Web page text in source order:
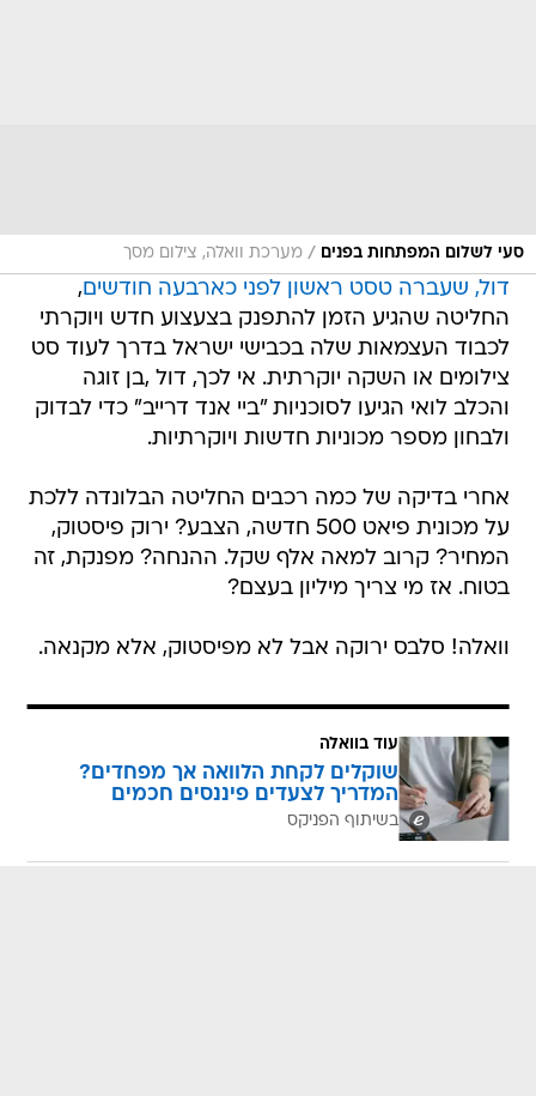
סעי לשלום המפתחות בפנים / מערכת וואלה, צילום מסך
דול, שעברה טסט ראשון לפני כארבעה חודשים,
החליטה שהגיע הזמן להתפנק בצעצוע חדש ויוקרתי
לכבוד העצמאות שלה בכבישי ישראל בדרך לעוד סט
צילומים או השקה יוקרתית. אי לכך, דול ,בן זוגה
והכלב לואי הגיעו לסוכניות "ביי אנד דרייב" כדי לבדוק
ולבחון מספר מכוניות חדשות ויוקרתיות.
אחרי בדיקה של כמה רכבים החליטה הבלונדה ללכת
על מכונית פיאט 500 חדשה, הצבע? ירוק פיסטוק,
המחיר? קרוב למאה אלף שקל. ההנחה? מפנקת, זה
בטוח. אז מי צריך מיליון בעצם?
וואלה! סלבס ירוקה אבל לא מפיסטוק, אלא מקנאה.
עוד בוואלה
שוקלים לקחת הלוואה אך מפחדים?
המדריך לצעדים פיננסים חכמים
בשיתוף הפניקס